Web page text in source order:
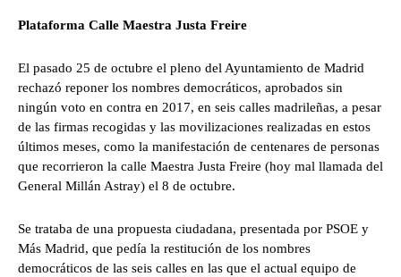
Plataforma Calle Maestra Justa Freire
El pasado 25 de octubre el pleno del Ayuntamiento de Madrid
rechazó reponer los nombres democráticos, aprobados sin
ningún voto en contra en 2017, en seis calles madrileñas, a pesar
de las firmas recogidas y las movilizaciones realizadas en estos
últimos meses, como la manifestación de centenares de personas
que recorrieron la calle Maestra Justa Freire (hoy mal llamada del
General Millán Astray) el 8 de octubre.
Se trataba de una propuesta ciudadana, presentada por PSOE y
Más Madrid, que pedía la restitución de los nombres
democráticos de las seis calles en las que el actual equipo de